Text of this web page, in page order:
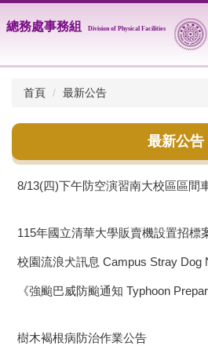
到
總務處事務組 Division of Physical Facilities
首頁 最新公告
最新公告
8/13(四)下午防空演習南大校區區間
115年國立清華大學販賣機設置招標
校園流浪犬訊息 Campus Stray Dog
《強颱巴威防颱通知 Typhoon
樹木褐根病防治作業公告